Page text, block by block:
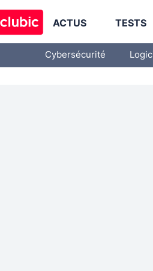
ACTUS TESTS
Cybersécurité